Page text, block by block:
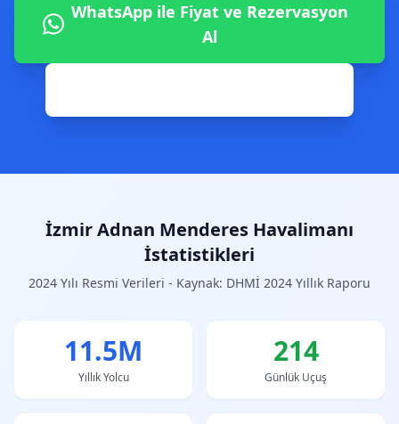
WhatsApp ile Fiyat ve Rezervasyon
Al
İzmir Adnan Menderes Havalimanı
İstatistikleri
2024 Yılı Resmi Verileri - Kaynak: DHMİ 2024 Yıllık Raporu
11.5M
Yıllık Yolcu
214
Günlük Uçuş